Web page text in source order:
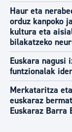
Haur eta
orduz kanpoko
kultura eta
bilakatzeko
Euskara nagusi
funtzionalak
Merkataritza
euskaraz
Euskaraz